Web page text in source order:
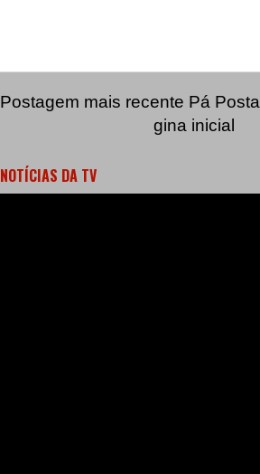
Postagem mais recente Pá
gina inicial
NOTÍCIAS DA TV